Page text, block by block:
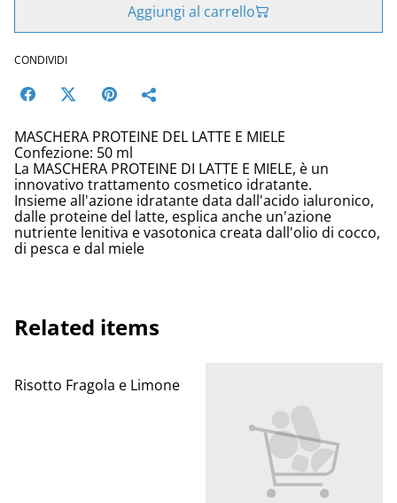
Aggiungi al carrello
CONDIVIDI
MASCHERA PROTEINE DEL LATTE E MIELE
Confezione: 50 ml
La MASCHERA PROTEINE DI LATTE E MIELE, è un
innovativo trattamento cosmetico idratante.
Insieme all'azione idratante data dall'acido ialuronico,
dalle proteine del latte, esplica anche un'azione
nutriente lenitiva e vasotonica creata dall'olio di cocco,
di pesca e dal miele
Related items
Risotto Fragola e Limone